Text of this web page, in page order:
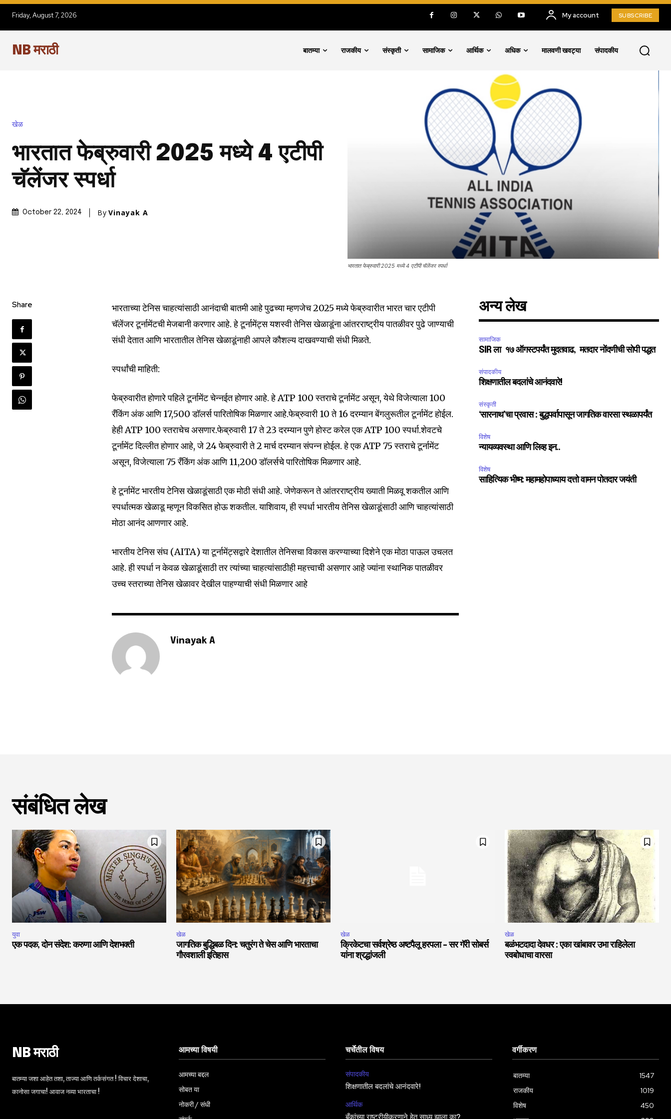
Join our community of
of the conversation.
To subscribe, simply enter your email address on our website or click
the subscribe button below. Don't worry, we respect your privacy and
won't spam your inbox. Your information is safe with us.
SUBSCRIBE
I've read and accept the Privacy Policy.
6,300 32,111
Friday, August 7, 2026 My account SUBSCRIBE
NB मराठी बातम्या राजकीय संस्कृती सामाजिक आर्थिक अधिक मालवणी खवट्या संपादकीय
खेळ
भारतात फेब्रुवारी 2025 मध्ये 4 एटीपी
चॅलेंजर स्पर्धा
October 22, 2024 By Vinayak A
भारतात फेब्रुवारी 2025 मध्ये 4 एटीपी चॅलेंजर स्पर्धा
Share
भारताच्या टेनिस चाहत्यांसाठी आनंदाची बातमी आहे पुढच्या म्हणजेच 2025 मध्ये फेब्रुवारीत भारत चार एटीपी
चॅलेंजर टूर्नामेंटची मेजबानी करणार आहे. हे टूर्नामेंट्स यशस्वी तेनिस खेळाडूंना आंतरराष्ट्रीय पातळीवर पुढे जाण्याची
संधी देतात आणि भारतातील तेनिस खेळाडूंनाही आपले कौशल्य दाखवण्याची संधी मिळते.
स्पर्धांची माहिती:
फेब्रुवारीत होणारे पहिले टूर्नामेंट चेन्नईत होणार आहे. हे ATP 100 स्तराचे टूर्नामेंट असून, येथे विजेत्याला 100
रँकिंग अंक आणि 17,500 डॉलर्स पारितोषिक मिळणार आहे.फेब्रुवारी 10 ते 16 दरम्यान बेंगलुरूतील टूर्नामेंट होईल.
हेही ATP 100 स्तराचेच असणार.फेब्रुवारी 17 ते 23 दरम्यान पुणे होस्ट करेल एक ATP 100 स्पर्धा.शेवटचे
टूर्नामेंट दिल्लीत होणार आहे, जे 24 फेब्रुवारी ते 2 मार्च दरम्यान संपन्न होईल. हे एक ATP 75 स्तराचे टूर्नामेंट
असून, विजेत्याला 75 रँकिंग अंक आणि 11,200 डॉलर्सचे पारितोषिक मिळणार आहे.
हे टूर्नामेंट भारतीय टेनिस खेळाडूंसाठी एक मोठी संधी आहे. जेणेकरून ते आंतरराष्ट्रीय ख्याती मिळवू शकतील आणि
स्पर्धात्मक खेळाडू म्हणून विकसित होऊ शकतील. याशिवाय, ही स्पर्धा भारतीय तेनिस खेळाडूंसाठी आणि चाहत्यांसाठी
मोठा आनंद आणणार आहे.
भारतीय टेनिस संघ (AITA) या टूर्नामेंट्सद्वारे देशातील तेनिसचा विकास करण्याच्या दिशेने एक मोठा पाऊल उचलत
आहे. ही स्पर्धा न केवळ खेळाडूंसाठी तर त्यांच्या चाहत्यांसाठीही महत्त्वाची असणार आहे ज्यांना स्थानिक पातळीवर
उच्च स्तराच्या तेनिस खेळावर देखील पाहण्याची संधी मिळणार आहे
Vinayak A
अन्य लेख
सामाजिक
SIR ला १७ ऑगस्टपर्यंत मुदतवाढ, मतदार नोंदणीची सोपी पद्धत
संपादकीय
शिक्षणातील बदलांचे आनंदवारे!
संस्कृती
‘सारनाथ’चा प्रवास : बुद्धपर्वापासून जागतिक वारसा स्थळापर्यंत
विशेष
न्यायव्यवस्था आणि लिव्ह इन..
विशेष
साहित्यिक भीष्म: महामहोपाध्याय दत्तो वामन पोतदार जयंती
संबंधित लेख
युवा
एक पदक, दोन संदेश: करुणा आणि देशभक्ती
खेळ
जागतिक बुद्धिबळ दिन: चतुरंग ते चेस आणि भारताचा
गौरवशाली इतिहास
खेळ
क्रिकेटचा सर्वश्रेष्ठ अष्टपैलू हरपला – सर गॅरी सोबर्स
यांना श्रद्धांजली
खेळ
बळंभटदादा देवधर : एका खांबावर उभा राहिलेला
स्वबोधाचा वारसा
NB मराठी
बातम्या जशा आहेत तशा, ताज्या आणि तर्कसंगत ! विचार देशाचा,
कानोसा जगाचा! आवाज नव्या भारताचा !
आमच्या विषयी
आमच्या बद्दल
सोबत या
नोकरी / संधी
चर्चेतील विषय
संपादकीय
शिक्षणातील बदलांचे आनंदवारे!
आर्थिक
वर्गीकरण
बातम्या
1547
राजकीय
1019
विशेष
450